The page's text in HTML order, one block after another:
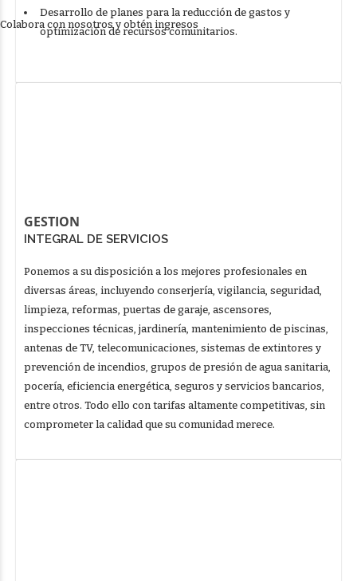
Desarrollo de planes para la reducción de gastos y
optimización de recursos comunitarios.
GESTION
INTEGRAL DE SERVICIOS
Ponemos a su disposición a los mejores profesionales en
diversas áreas, incluyendo conserjería, vigilancia, seguridad,
limpieza, reformas, puertas de garaje, ascensores,
inspecciones técnicas, jardinería, mantenimiento de piscinas,
antenas de TV, telecomunicaciones, sistemas de extintores y
prevención de incendios, grupos de presión de agua sanitaria,
pocería, eficiencia energética, seguros y servicios bancarios,
entre otros. Todo ello con tarifas altamente competitivas, sin
comprometer la calidad que su comunidad merece.
Colabora con nosotros y obtén ingresos